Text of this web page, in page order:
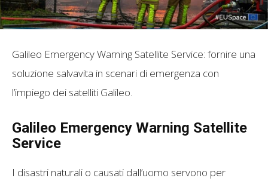
Galileo Emergency Warning Satellite Service: fornire una
soluzione salvavita in scenari di emergenza con
l’impiego dei satelliti Galileo.
Galileo Emergency Warning Satellite
Service
I disastri naturali o causati dall’uomo servono per